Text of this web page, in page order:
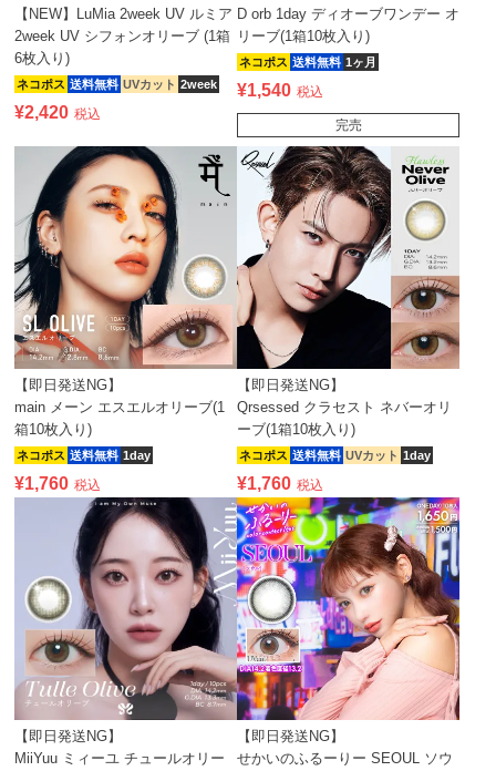
【NEW】LuMia 2week UV ルミア
2week UV シフォンオリーブ (1箱
6枚入り)
ネコポス 送料無料 UVカット 2week
¥2,420 税込
D orb 1day ディオーブワンデー オ
リーブ(1箱10枚入り)
ネコポス 送料無料 1ヶ月
¥1,540 税込
完売
【即日発送NG】
main メーン エスエルオリーブ(1
箱10枚入り)
ネコポス 送料無料 1day
¥1,760 税込
【即日発送NG】
Qrsessed クラセスト ネバーオリ
ーブ(1箱10枚入り)
ネコポス 送料無料 UVカット 1day
¥1,760 税込
【即日発送NG】
MiiYuu ミィーユ チュールオリー
【即日発送NG】
せかいのふるーりー SEOUL ソウ